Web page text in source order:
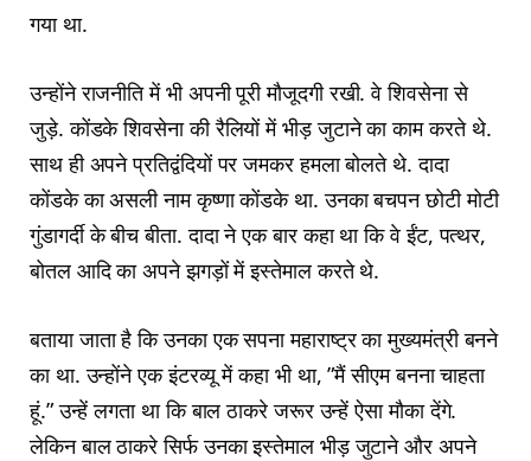
गया था.
उन्होंने राजनीति में भी अपनी पूरी मौजूदगी रखी. वे शिवसेना से
जुड़े. कोंडके शिवसेना की रैलियों में भीड़ जुटाने का काम करते थे.
साथ ही अपने प्रतिद्वंदियों पर जमकर हमला बोलते थे. दादा
कोंडके का असली नाम कृष्णा कोंडके था. उनका बचपन छोटी मोटी
गुंडागर्दी के बीच बीता. दादा ने एक बार कहा था कि वे ईंट, पत्थर,
बोतल आदि का अपने झगड़ों में इस्तेमाल करते थे.
बताया जाता है कि उनका एक सपना महाराष्ट्र का मुख्यमंत्री बनने
का था. उन्होंने एक इंटरव्यू में कहा भी था, ”मैं सीएम बनना चाहता
हूं.” उन्हें लगता था कि बाल ठाकरे जरूर उन्हें ऐसा मौका देंगे.
लेकिन बाल ठाकरे सिर्फ उनका इस्तेमाल भीड़ जुटाने और अपने